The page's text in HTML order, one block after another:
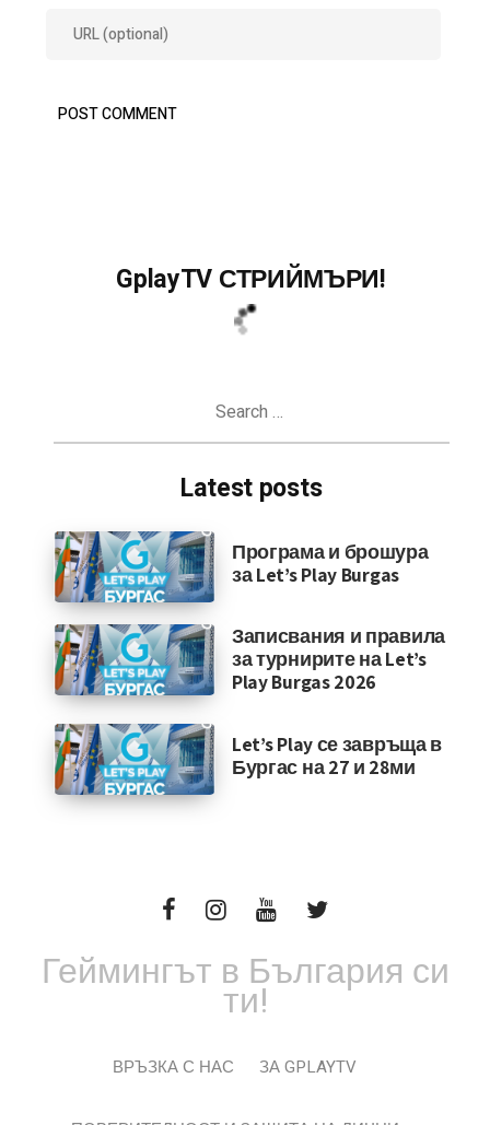
GplayTV СТРИЙМЪРИ!
Latest posts
Програма и брошура
за Let’s Play Burgas
Записвания и правила
за турнирите на Let’s
Play Burgas 2026
Let’s Play се завръща в
Бургас на 27 и 28ми
Геймингът в България си
ти!
ВРЪЗКА С НАС ЗА GPLAYTV